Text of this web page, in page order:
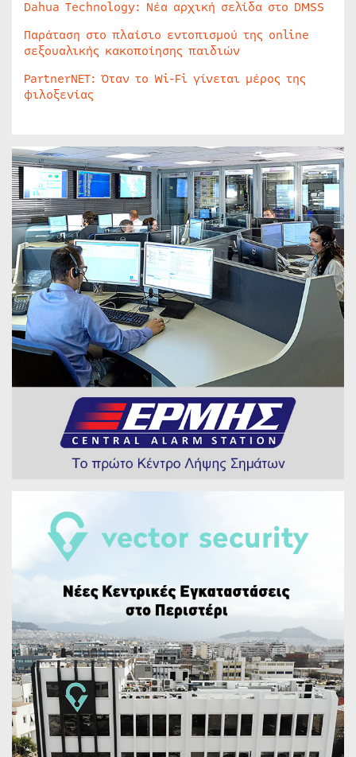
Dahua Technology: Νέα αρχική σελίδα στο DMSS
Παράταση στο πλαίσιο εντοπισμού της online
σεξουαλικής κακοποίησης παιδιών
PartnerNET: Όταν το Wi-Fi γίνεται μέρος της
φιλοξενίας